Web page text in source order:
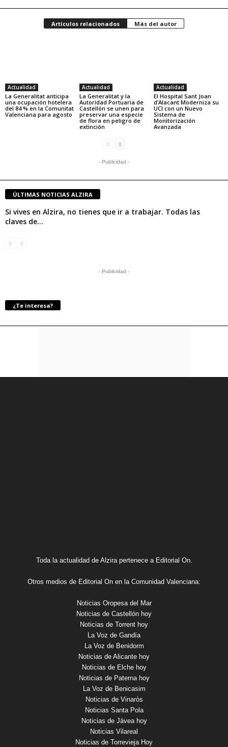
Artículos relacionados Más del autor
Actualidad
La Generalitat anticipa
una ocupación hotelera
del 84 % en la Comunitat
Valenciana para agosto
Actualidad
La Generalitat y la
Autoridad Portuaria de
Castellón se unen para
preservar una especie
de flora en peligro de
extinción
Actualidad
El Hospital Sant Joan
d’Alacant Moderniza su
UCI con un Nuevo
Sistema de
Monitorización
Avanzada
- Publicidad -
ÚLTIMAS NOTICIAS ALZIRA
Si vives en Alzira, no tienes que ir a trabajar. Todas las
claves de...
- Publicidad -
¿Te interesa?
Toda la actualidad de Alzira pertenece a Editorial On.
Otros medios de Editorial On en la Comunidad Valenciana:
Noticias Oropesa del Mar
Noticias de Castellón hoy
Noticias de Torrent hoy
La Voz de Gandía
La Voz de Benidorm
Noticias de Alicante hoy
Noticias de Elche hoy
Noticias de Paterna hoy
La Voz de Benicasim
Noticias de Vinaròs
Noticias Santa Pola
Noticias de Jávea hoy
Noticias Vilareal
Noticias de Torrevieja Hoy